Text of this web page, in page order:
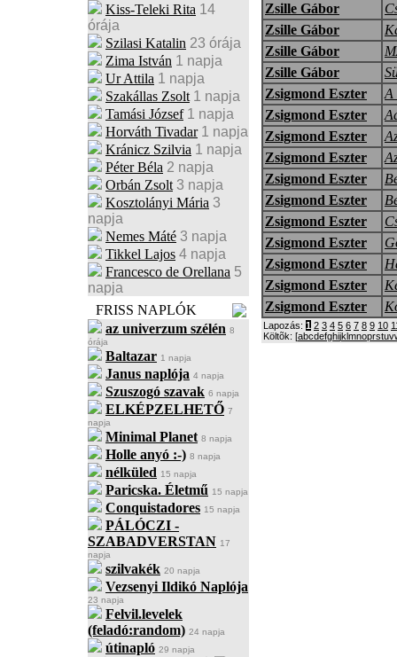
Kiss-Teleki Rita 14
órája
Szilasi Katalin 23 órája
Zima István 1 napja
Ur Attila 1 napja
Szakállas Zsolt 1 napja
Tamási József 1 napja
Horváth Tivadar 1 napja
Kránicz Szilvia 1 napja
Péter Béla 2 napja
Orbán Zsolt 3 napja
Kosztolányi Mária 3
napja
Nemes Máté 3 napja
Tikkel Lajos 4 napja
Francesco de Orellana 5
napja
FRISS NAPLÓK
az univerzum szélén 8
órája
Baltazar 1 napja
Janus naplója 4 napja
Szuszogó szavak 6 napja
ELKÉPZELHETŐ 7
napja
Minimal Planet 8 napja
Holle anyó :-) 8 napja
nélküled 15 napja
Paricska. Életmű 15 napja
Conquistadores 15 napja
PÁLÓCZI -
SZABADVERSTAN 17
napja
szilvakék 20 napja
Vezsenyi Ildikó Naplója
23 napja
Felvil.levelek
(feladó:random) 24 napja
útinapló 29 napja
Zsille Gábor
Zsille Gábor
Zsille Gábor
Zsille Gábor
Zsigmond Eszter
A
Zsigmond Eszter
Zsigmond Eszter
Zsigmond Eszter
Zsigmond Eszter
Zsigmond Eszter
Zsigmond Eszter
Zsigmond Eszter
Zsigmond Eszter
Zsigmond Eszter
Zsigmond Eszter
Lapozás: 1 2 3 4 5 6 7 8 9 10
Költõk: [abcdefghijklmnoprstuv